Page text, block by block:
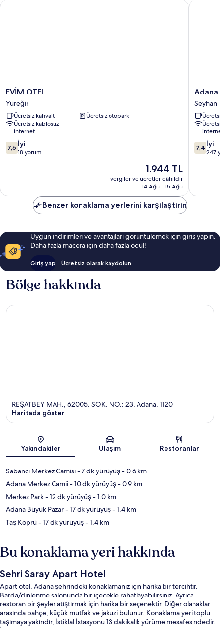
EVİM
OTEL
Yüreğir
EVİM OTEL
Yüreğir
Ücretsiz kahvaltı
Ücretsiz otopark
Ücretsiz kablosuz
internet
10
üzerinden
7,6 İyi
18 yorum
Güncel
fiyat:
1.944 TL
1.944 TL
vergiler ve ücretler dâhildir
14 Ağu - 15 Ağu
EVİM OTEL
Adana
Koza
Hotel
Seyhan
Seyhan
10
7,4 İyi
247
Adana
Benzer konaklama yerlerini karşılaştırın
Uygun indirimleri ve avantajları görüntülemek için giriş yapın.
Daha fazla macera için daha fazla ödül!
Giriş yap Ücretsiz olarak kaydolun
Bölge hakkında
Harita
REŞATBEY MAH., 62005. SOK. NO.: 23, Adana, 1120
Haritada göster
Yakındakiler Ulaşım Restoranlar
Sabancı Merkez Camisi- 7 dk yürüyüş- 0.6 km
Adana Merkez Camii- 10 dk yürüyüş- 0.9 km
Merkez Park- 12 dk yürüyüş- 1.0 km
Adana Büyük Pazar- 17 dk yürüyüş- 1.4 km
Taş Köprü- 17 dk yürüyüş- 1.4 km
Bu konaklama yeri hakkında
Sehri Saray Apart Hotel
Apart otel, Adana şehrindeki konaklamanız için harika bir tercihtir.
Barda/dinlenme salonunda bir içecekle rahatlayabilirsiniz. Ayrıca
restoran bir şeyler atıştırmak için harika bir seçenektir. Diğer olanaklar
arasında bahçe, küçük mutfak ve jakuzi bulunur. Konaklama yeri toplu
taşımaya yakındır, İstiklal İstasyonu 13 dakikalık yürüme mesafesindedir.